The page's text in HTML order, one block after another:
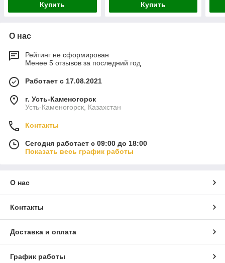
Купить Купить
О нас
Рейтинг не сформирован
Менее 5 отзывов за последний год
Работает с 17.08.2021
г. Усть-Каменогорск
Усть-Каменогорск, Казахстан
Контакты
Сегодня работает с 09:00 до 18:00
Показать весь график работы
О нас
Контакты
Доставка и оплата
График работы